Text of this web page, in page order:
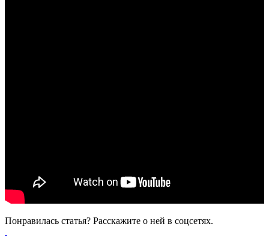
Понравилась статья? Расскажите о ней в соцсетях.